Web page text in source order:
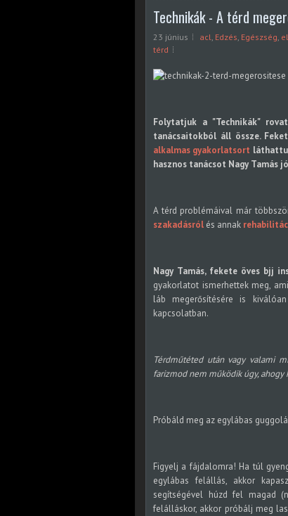
Technikák - A térd
23 június acl, Edzés, Egészség,
térd
Folytatjuk a "Technikák"
tanácsaitokból áll össze.
alkalmas gyakorlatsort
hasznos tanácsot Nagy Tamás
A térd problémáival már
szakadásról és annak
Nagy Tamás, fekete öves bjj
gyakorlatot ismerhettek meg,
láb megerősítésére is
kapcsolatban.
Térdműtéted után vagy valami
farizmod nem működik úgy, ahogy
Próbáld meg az egylábas
Figyelj a fájdalomra! Ha túl
egylábas felállás, akkor
segítségével húzd fel magad
felálláskor, akkor próbálj meg